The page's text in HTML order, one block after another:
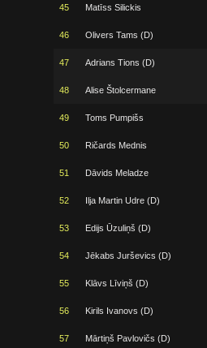
45 Matīss Silickis
46 Olivers Tams (D)
47 Adrians Tions (D)
48 Alise Štolcermane
49 Toms Pumpišs
50 Ričards Mednis
51 Dāvids Meladze
52 Ilja Martin Udre (D)
53 Edijs Ūzuliņš (D)
54 Jēkabs Jurševics (D)
55 Klāvs Līviņš (D)
56 Kirils Ivanovs (D)
57 Mārtiņš Pavlovičs (D)